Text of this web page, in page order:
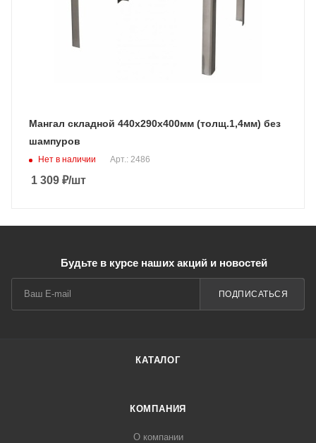
Мангал складной 440х290х400мм (толщ.1,4мм) без
шампуров
Нет в наличии Арт.: 2486
1 309 ₽/шт
Будьте в курсе наших акций и новостей
ПОДПИСАТЬСЯ
КАТАЛОГ
КОМПАНИЯ
О компании